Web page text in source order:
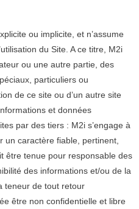
ou implicite, et n’assume
du Site. A ce titre, M2i
ou une autre partie, des
particuliers ou
de ce site ou d’un autre site
et données
par des tiers : M2i s’engage à
caractère fiable, pertinent,
être tenue pour responsable des
des informations et/ou de la
teneur de tout retour
être non confidentielle et libre